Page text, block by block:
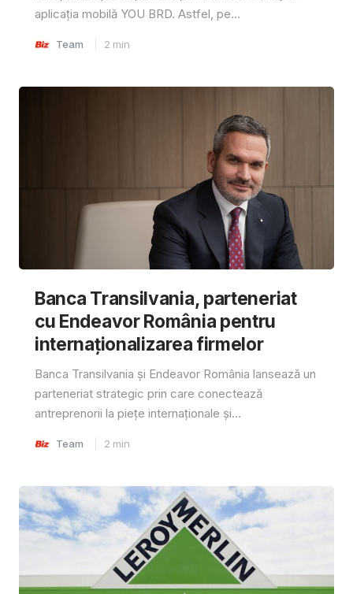
aplicația mobilă YOU BRD. Astfel, pe...
Team 2 min
Banca Transilvania, parteneriat
cu Endeavor România pentru
internaționalizarea firmelor
Banca Transilvania și Endeavor România lansează un
parteneriat strategic prin care conectează
antreprenorii la piețe internaționale și...
Team 2 min